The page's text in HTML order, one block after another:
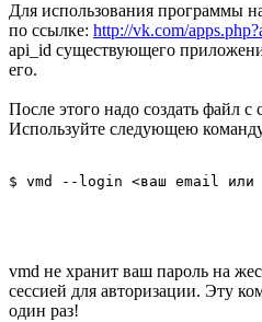
Для использования программы
по ссылке: http://vk.com/
api_id существующего
его.
После этого надо создать файл с
Используйте следующею
vmd не хранит ваш пароль на
сессией для авторизации. Эту
один раз!